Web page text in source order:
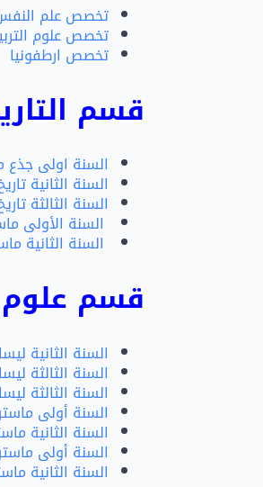
تخصص علم
تخصص علوم
تخصص ارطفونيا
قسم
السنة اولى جذع
السنة الثانية
السنة الثالثة
السنة الأولى
السنة الثانية
قسم علوم
السنة الثانية
السنة الثالثة
السنة الثالثة
السنة أولى
السنة الثانية
السنة أولى
السنة الثانية